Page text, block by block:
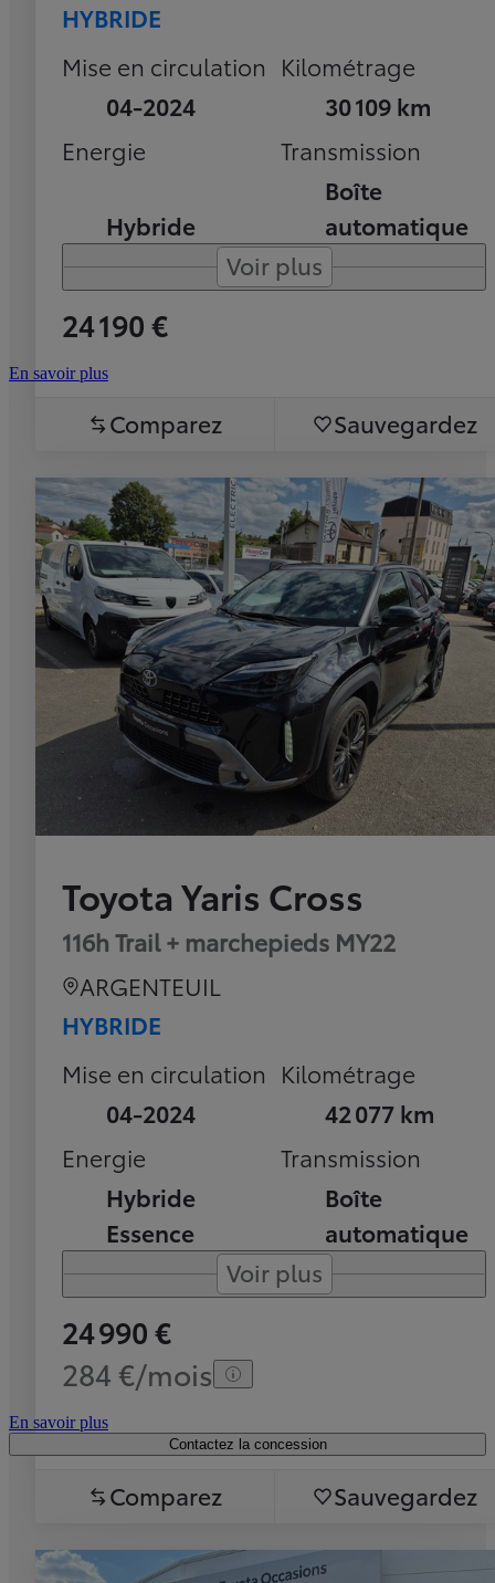
HYBRIDE
Mise en circulation
04-2024
Kilométrage
30 109 km
Energie
Hybride
Transmission
Boîte
automatique
Voir plus
24 190 €
En savoir plus
Comparez Sauvegardez
Toyota Yaris Cross
116h Trail + marchepieds MY22
ARGENTEUIL
HYBRIDE
Mise en circulation
04-2024
Kilométrage
42 077 km
Energie
Hybride
Essence
Transmission
Boîte
automatique
Voir plus
24 990 €
284 €/mois
En savoir plus
Contactez la concession
Comparez Sauvegardez